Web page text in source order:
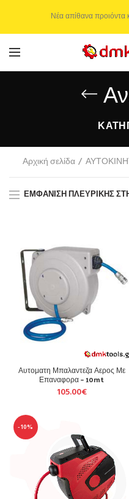
Αρχική σελίδα
ΕΜΦΆΝΙΣΗ ΠΛΕΥΡΙΚΉΣ
Αυτοματη Μπαλαντεζα Αερος Με
Επαναφορα – 10mt
105.00€
-10%
Νέα απίθανα προιόντα